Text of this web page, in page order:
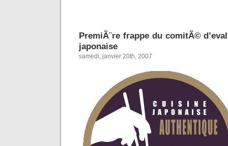
PremiÃ¨re frappe du comitÃ©
japonaise
samedi, janvier 20th, 2007